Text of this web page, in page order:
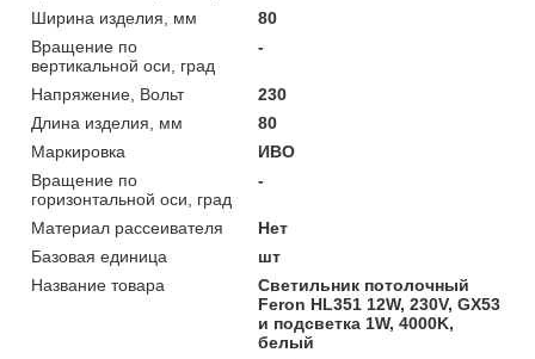
Ширина изделия, мм
80
Вращение по
вертикальной оси, град
-
Напряжение, Вольт
230
Длина изделия, мм
80
Маркировка
ИВО
Вращение по
горизонтальной оси, град
-
Материал рассеивателя
Нет
Базовая единица
шт
Название товара
Светильник потолочный
Feron HL351 12W, 230V, GX53
и подсветка 1W, 4000K,
белый